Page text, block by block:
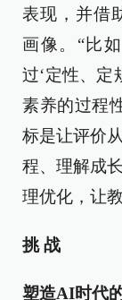
表现，并借
画像。“比
过‘定性、定
素养的过程
标是让评价
程、理解成
理优化，让
挑 战
塑造AI时代